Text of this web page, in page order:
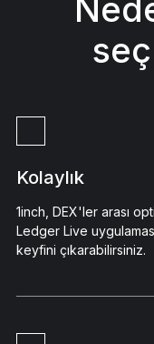
Kolaylık
1inch, DEX'ler arası
Ledger Live
keyfini çıkarabilirsiniz.